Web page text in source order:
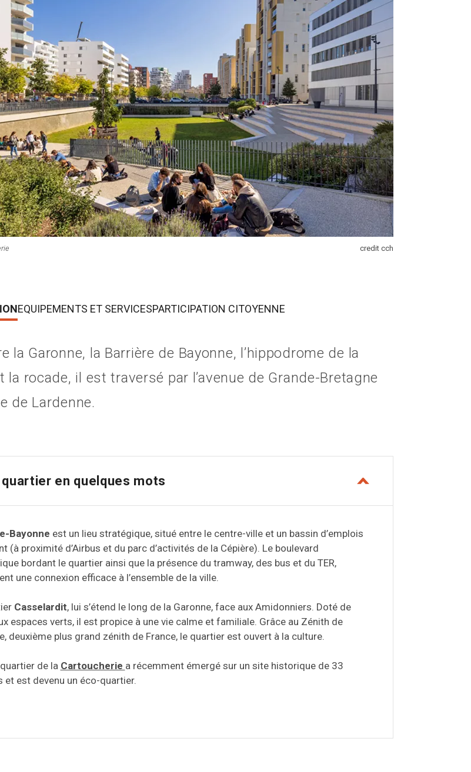
credit cch
EQUIPEMENTS ET SERVICESPARTICIPATION CITOYENNE
la Garonne, la Barrière de Bayonne, l’hippodrome de la
la rocade, il est traversé par l’avenue de Grande-Bretagne
de Lardenne.
en quelques mots
Bayonne est un lieu stratégique, situé entre le centre-ville et un bassin d’emplois
(à proximité d’Airbus et du parc d’activités de la Cépière). Le boulevard
bordant le quartier ainsi que la présence du tramway, des bus et du TER,
une connexion efficace à l’ensemble de la ville.
Casselardit, lui s’étend le long de la Garonne, face aux Amidonniers. Doté de
espaces verts, il est propice à une vie calme et familiale. Grâce au Zénith de
deuxième plus grand zénith de France, le quartier est ouvert à la culture.
de la Cartoucherie a récemment émergé sur un site historique de 33
et est devenu un éco-quartier.